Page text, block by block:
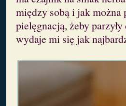
między sobą i jak można
pielęgnacją, żeby
wydaje mi się jak